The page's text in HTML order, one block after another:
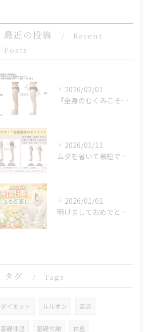
最近の投稿
Recent
Posts
2026/02/01
『全身のむくみこそ』冬痩せの鍵！！
2026/01/11
ムダを省いて最短で結果へ。時間もお金も賢く使う方法＠福岡吉塚
2026/01/01
明けましておめでとうございます
タグ Tags
ダイエット ルルオン 温活
基礎体温 基礎代謝 体重